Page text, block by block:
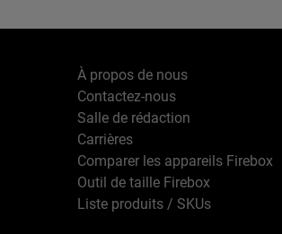
À propos de nous
Contactez-nous
Salle de rédaction
Carrières
Comparer les appareils Firebox
Outil de taille Firebox
Liste produits / SKUs